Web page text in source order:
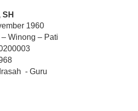
1960
Winong – Pati
- Guru